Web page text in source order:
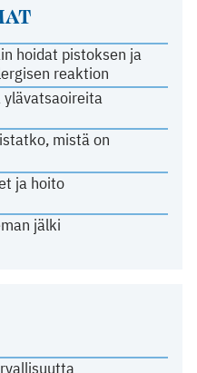
hoidat pistoksen ja
reaktion
mistä on
ja hoito
jälki